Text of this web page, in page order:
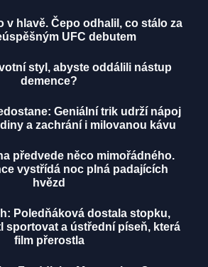
v hlavě. Čepo odhalil, co stálo za
UFC debutem
styl, abyste oddálili nástup
demence?
Geniální trik udrží nápoj
a zachrání i milovanou kávu
předvede něco mimořádného.
vystřídá noc plná padajících
hvězd
Poledňáková dostala stopku,
sportovat a ústřední píseň, která
film přerostla